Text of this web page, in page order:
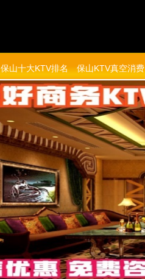
保山十大KTV排名 保山KTV真空消费